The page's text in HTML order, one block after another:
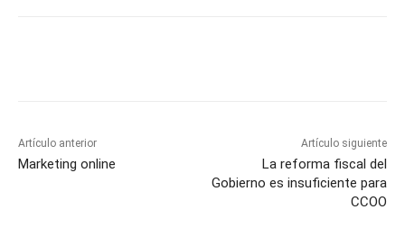
Artículo anterior
Marketing online
Artículo siguiente
La reforma fiscal del
Gobierno es insuficiente para
CCOO